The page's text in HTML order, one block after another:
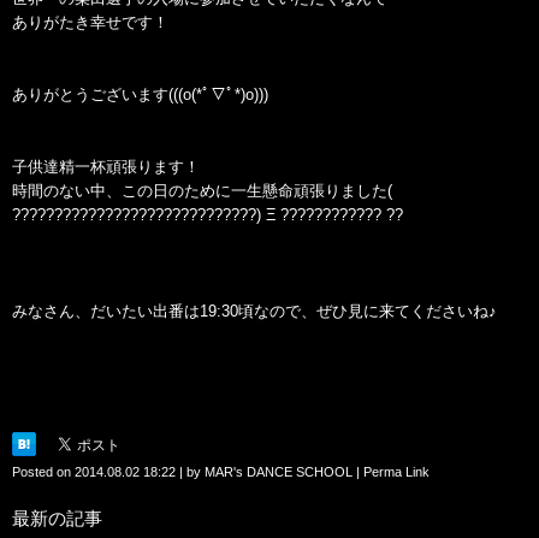
ありがたき幸せです！
ありがとうございます(((o(*ﾟ▽ﾟ*)o)))
子供達精一杯頑張ります！
時間のない中、この日のために一生懸命頑張りました(
?????????????????????????????) Ξ ???????????? ??
みなさん、だいたい出番は19:30頃なので、ぜひ見に来てくださいね♪
Posted on 2014.08.02 18:22 by MAR's DANCE SCHOOL Perma Link
最新の記事